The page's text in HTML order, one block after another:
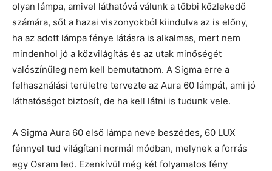
olyan lámpa, amivel láthatóvá válunk a többi közlekedő
számára, sőt a hazai viszonyokból kiindulva az is előny,
ha az adott lámpa fénye látásra is alkalmas, mert nem
mindenhol jó a közvilágítás és az utak minőségét
valószínűleg nem kell bemutatnom. A Sigma erre a
felhasználási területre tervezte az Aura 60 lámpát, ami jó
láthatóságot biztosít, de ha kell látni is tudunk vele.
A Sigma Aura 60 első lámpa neve beszédes, 60 LUX
fénnyel tud világítani normál módban, melynek a forrás
egy Osram led. Ezenkívül még két folyamatos fény